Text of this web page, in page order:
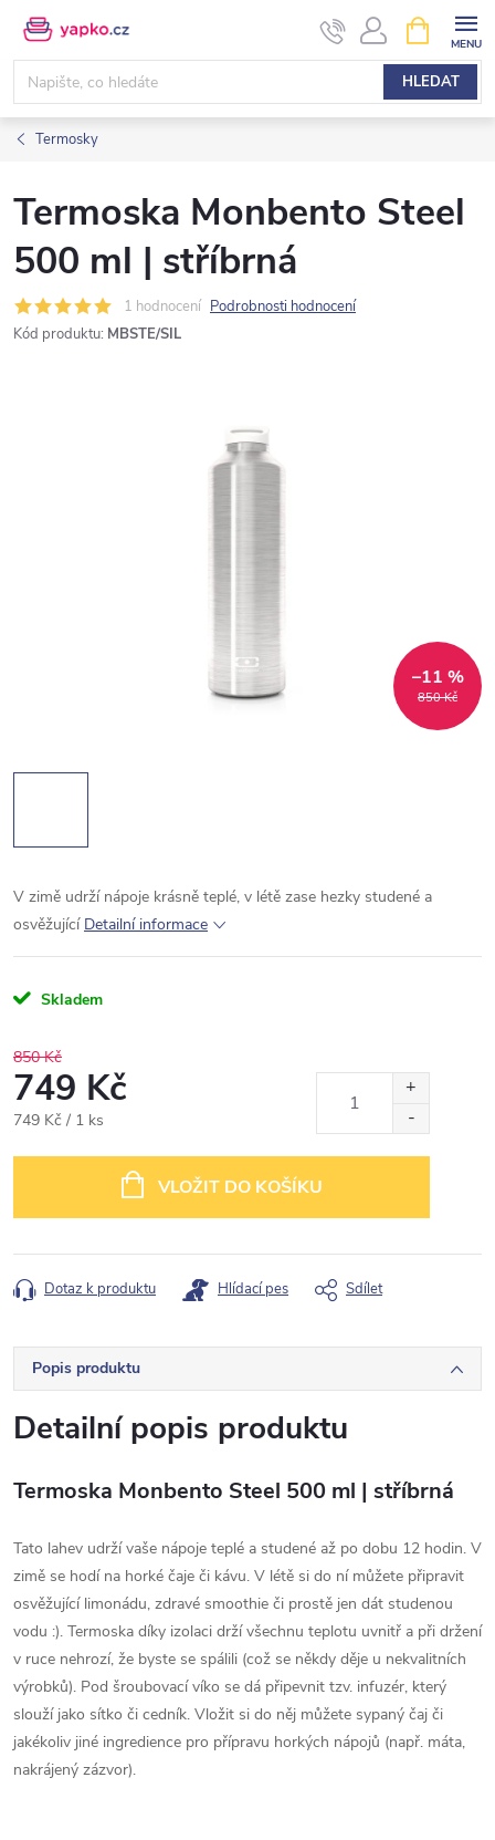
Přejít
obsah
HLEDAT
NÁKUPNÍ
KOŠÍK
Termosky
Termoska Monbento Steel
500 ml | stříbrná
1 hodnocení Podrobnosti hodnocení
Kód produktu: MBSTE/SIL
850 Kč
–11 %
V zimě udrží nápoje krásně teplé, v létě zase hezky studené a
osvěžující Detailní informace
Skladem
850 Kč
749 Kč
Měrná
749 Kč / 1 ks
VLOŽIT DO KOŠÍKU
Dotaz k produktu Hlídací pes Sdílet
Popis produktu
Detailní popis produktu
Termoska Monbento Steel 500 ml | stříbrná
Tato lahev udrží vaše nápoje teplé a studené až po dobu 12 hodin. V
zimě se hodí na horké čaje či kávu. V létě si do ní můžete připravit
osvěžující limonádu, zdravé smoothie či prostě jen dát studenou
vodu :). Termoska díky izolaci drží všechnu teplotu uvnitř a při držení
v ruce nehrozí, že byste se spálili (což se někdy děje u nekvalitních
výrobků). Pod šroubovací víko se dá připevnit tzv. infuzér, který
slouží jako sítko či cedník. Vložit si do něj můžete sypaný čaj či
jakékoliv jiné ingredience pro přípravu horkých nápojů (např. máta,
nakrájený zázvor).